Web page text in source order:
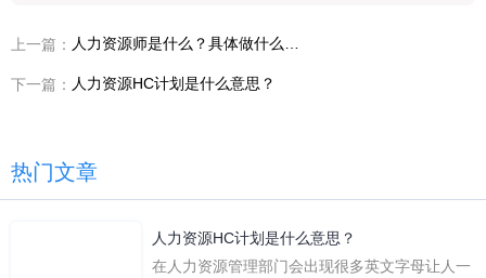
上一篇：
下一篇： 人力资源HC计划是什么意思？
热门文章
人力资源HC计划是什么意思？
在人力资源管理部门会出现很多英文字母让人一